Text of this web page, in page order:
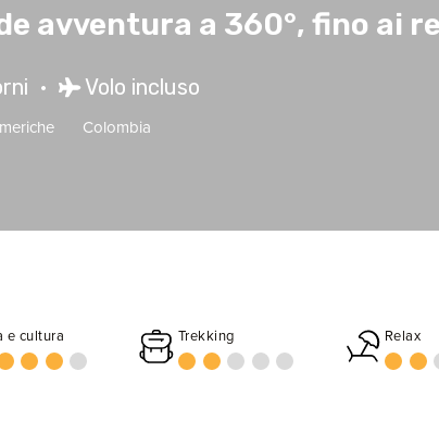
avventura a 360°, fino ai
• Volo incluso
Colombia
e cultura Trekking Relax